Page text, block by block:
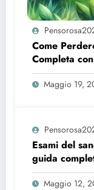
Come
Completa
Utili
Maggio 19,
Esami del
guida
efficace
Maggio 12,